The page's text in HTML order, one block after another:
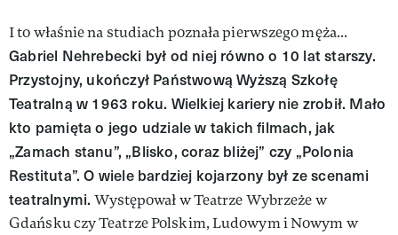
I to właśnie na studiach poznała pierwszego męża...
Gabriel Nehrebecki był od niej równo o 10 lat starszy.
Przystojny, ukończył Państwową Wyższą Szkołę
Teatralną w 1963 roku. Wielkiej kariery nie zrobił. Mało
kto pamięta o jego udziale w takich filmach, jak
„Zamach stanu”, „Blisko, coraz bliżej” czy „Polonia
Restituta”. O wiele bardziej kojarzony był ze scenami
teatralnymi. Występował w Teatrze Wybrzeże w
Gdańsku czy Teatrze Polskim, Ludowym i Nowym w